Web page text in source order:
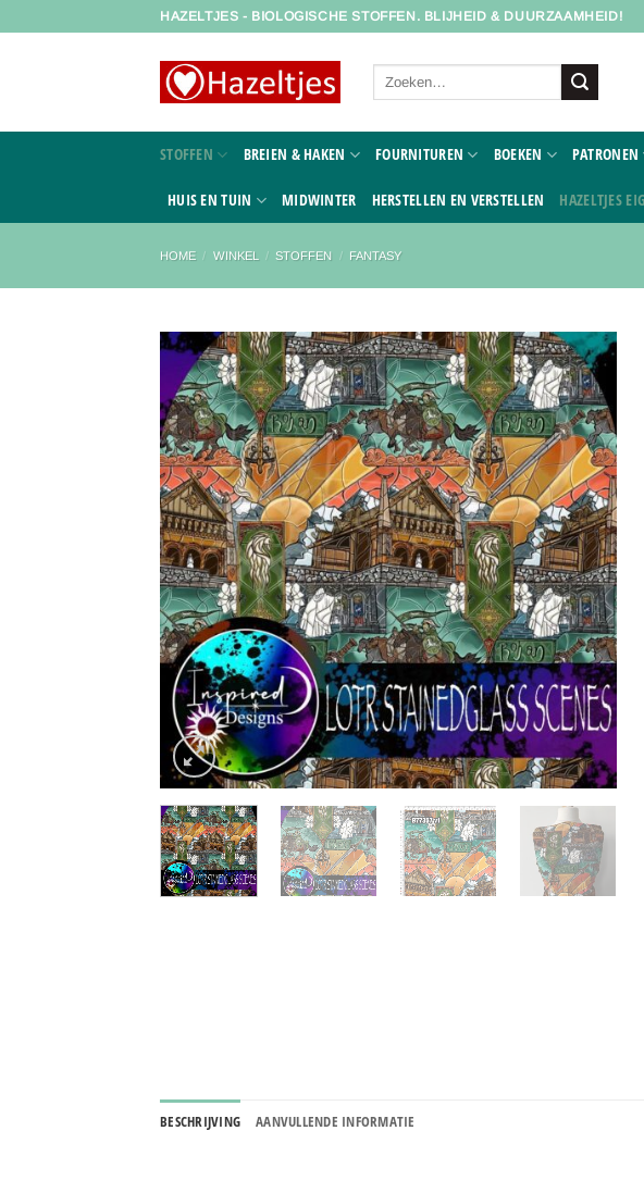
HAZELTJES - BIOLOGISCHE STOFFEN. BLIJHEID & DUURZAAMHEID!
Zoeken
STOFFEN BREIEN & HAKEN FOURNITUREN BOEKEN PATRONEN
HUIS EN TUIN MIDWINTER HERSTELLEN EN VERSTELLEN HAZELTJES
HOME / WINKEL / STOFFEN / FANTASY
Toevoegen
aan
verlanglijst
BESCHRIJVING AANVULLENDE INFORMATIE